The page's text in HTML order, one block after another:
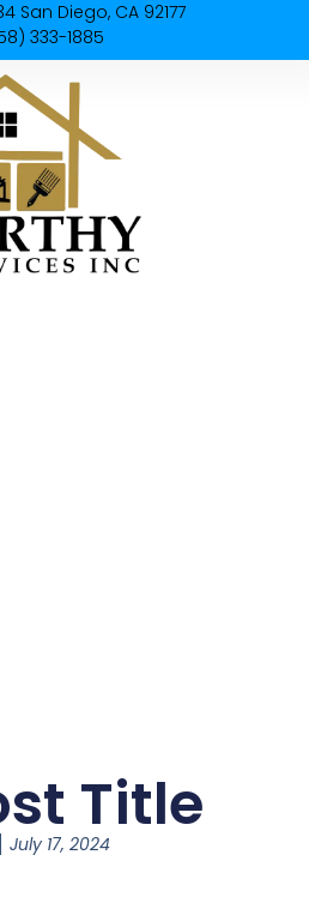
San Diego, CA 92177
333-1885
Title
July 17, 2024